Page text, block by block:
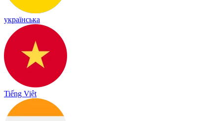
українська
Tiếng Việt